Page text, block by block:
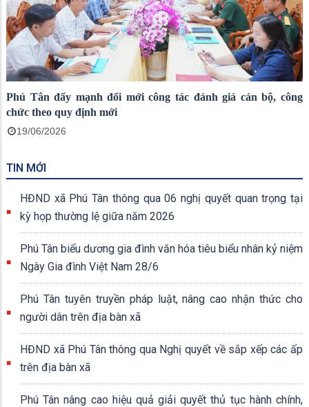
Phú Tân đẩy mạnh đổi mới công tác đánh giá cán bộ, công
chức theo quy định mới
19/06/2026
TIN MỚI
HĐND xã Phú Tân thông qua 06 nghị quyết quan trọng tại
kỳ họp thường lệ giữa năm 2026
Phú Tân biểu dương gia đình văn hóa tiêu biểu nhân kỷ niệm
Ngày Gia đình Việt Nam 28/6
Phú Tân tuyên truyền pháp luật, nâng cao nhận thức cho
người dân trên địa bàn xã
HĐND xã Phú Tân thông qua Nghị quyết về sắp xếp các ấp
trên địa bàn xã
Phú Tân nâng cao hiệu quả giải quyết thủ tục hành chính,